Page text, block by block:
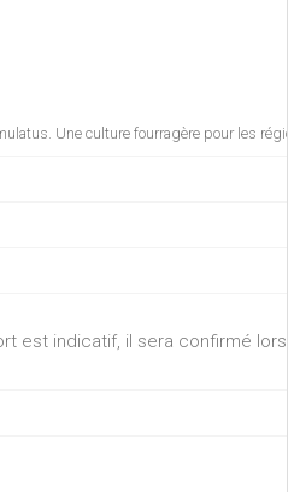
Une culture fourragère pour les
est indicatif, il sera confirmé